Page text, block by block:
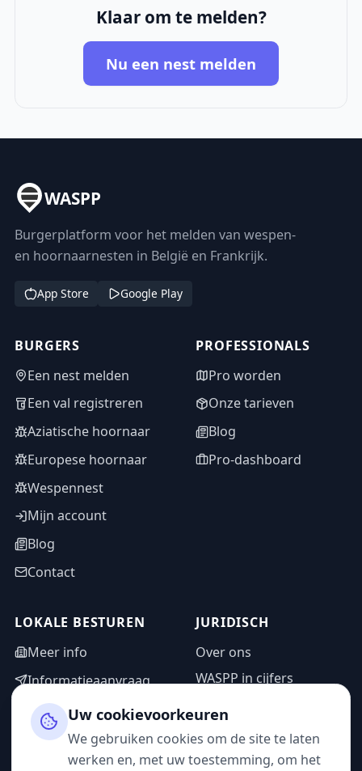
Klaar om te melden?
Nu een nest melden
WASPP
Burgerplatform voor het melden van wespen-
en hoornaarnesten in België en Frankrijk.
App Store Google Play
BURGERS
Een nest melden
Een val registreren
Aziatische hoornaar
Europese hoornaar
Wespennest
Mijn account
Blog
Contact
PROFESSIONALS
Pro worden
Onze tarieven
Blog
Pro-dashboard
LOKALE BESTUREN
Meer info
Informatieaanvraag
Adminzone
JURIDISCH
Over ons
WASPP in cijfers
Privacybeleid
Gebruiksvoorwaarden
Uw cookievoorkeuren
We gebruiken cookies om de site te laten
werken en, met uw toestemming, om het